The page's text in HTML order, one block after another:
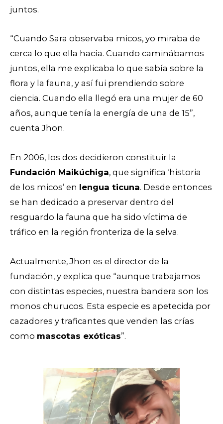
juntos.
“Cuando Sara observaba micos, yo miraba de
cerca lo que ella hacía. Cuando caminábamos
juntos, ella me explicaba lo que sabía sobre la
flora y la fauna, y así fui prendiendo sobre
ciencia. Cuando ella llegó era una mujer de 60
años, aunque tenía la energía de una de 15”,
cuenta Jhon.
En 2006, los dos decidieron constituir la
Fundación Maikúchiga, que significa ‘historia
de los micos’ en lengua ticuna. Desde entonces
se han dedicado a preservar dentro del
resguardo la fauna que ha sido víctima de
tráfico en la región fronteriza de la selva.
Actualmente, Jhon es el director de la
fundación, y explica que “aunque trabajamos
con distintas especies, nuestra bandera son los
monos churucos. Esta especie es apetecida por
cazadores y traficantes que venden las crías
como mascotas exóticas”.